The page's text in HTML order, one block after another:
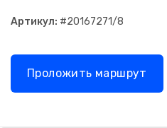
Артикул: #20167271/8
Проложить маршрут